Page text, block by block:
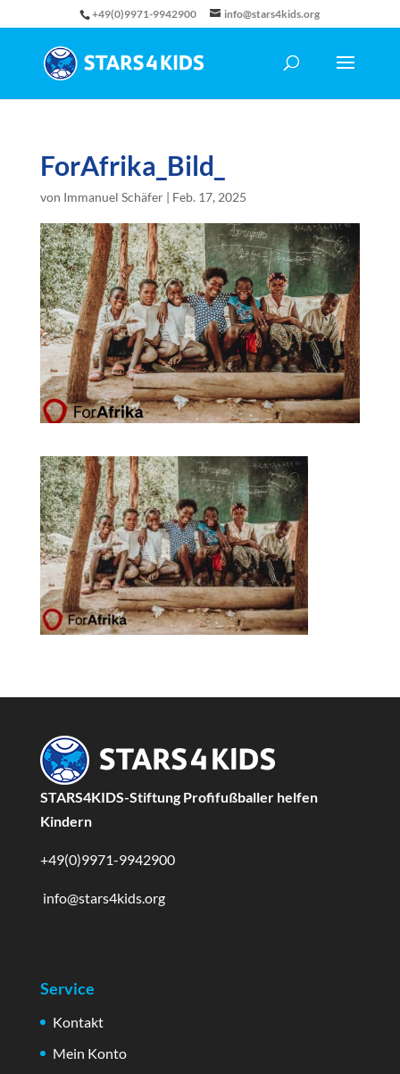
+49(0)9971-9942900 info@stars4kids.org
ForAfrika_Bild_
von Immanuel Schäfer| Feb. 17, 2025
STARS4KIDS-Stiftung Profifußballer helfen
Kindern
+49(0)9971-9942900
info@stars4kids.org
Service
Kontakt
Mein Konto